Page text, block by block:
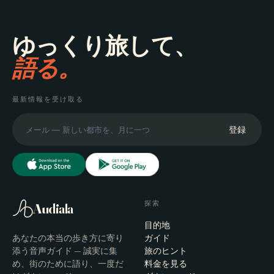
ゆっくり旅して、
語る。
最新情報を受け取る
登録
Audiala
あなたの本当の歩き方に寄り
添う音声ガイド — 誠実に集
め、街のために語り、一度だ
探索
目的地
ガイド
旅のヒント
料金を見る